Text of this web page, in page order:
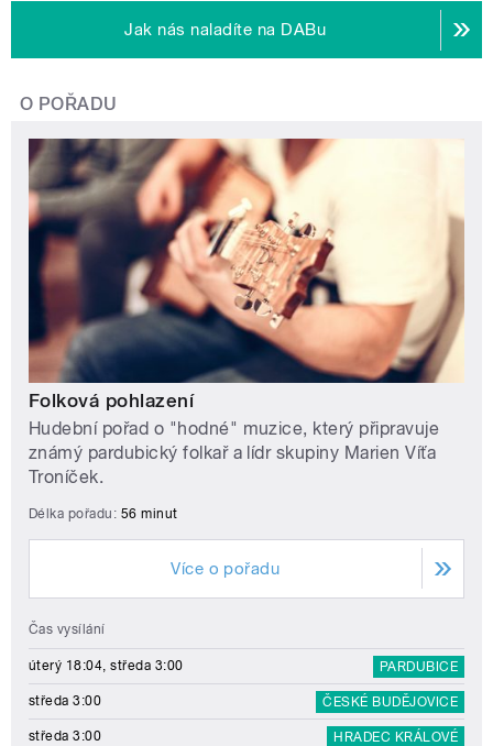
Jak nás naladíte na DABu
O POŘADU
Folková pohlazení
Hudební pořad o "hodné" muzice, který připravuje
známý pardubický folkař a lídr skupiny Marien Víťa
Troníček.
Délka pořadu: 56 minut
Více o pořadu
Čas vysílání
úterý 18:04, středa 3:00 PARDUBICE
středa 3:00 ČESKÉ BUDĚJOVICE
středa 3:00 HRADEC KRÁLOVÉ